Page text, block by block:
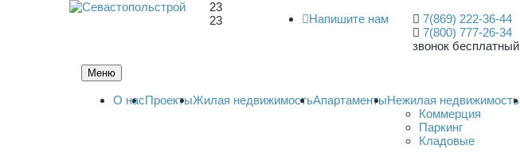
23
23
Напишите нам
7(869) 222-36-44
7(800) 777-26-34
звонок бесплатный
Меню
О насПроектыЖилая недвижимостьАпартаментыНежилая недвижимость
Коммерция
Паркинг
Кладовые